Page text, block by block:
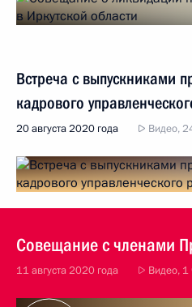
Встреча с выпускниками
кадрового
20 августа 2020 года Видео,
Совещание с членами
11 августа 2020 года Видео, 1